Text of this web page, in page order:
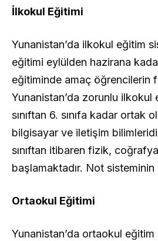
İlkokul Eğitimi
Yunanistan’da ilkokul eğitim
eğitimi eylülden hazirana
eğitiminde amaç öğrencilerin
Yunanistan’da zorunlu
sınıftan 6. sınıfa kadar
bilgisayar ve iletişim
sınıftan itibaren fizik,
başlamaktadır. Not sisteminin
Ortaokul Eğitimi
Yunanistan’da ortaokul